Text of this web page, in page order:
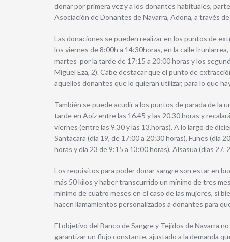
donar por primera vez y a los donantes habituales,
Asociación de Donantes de Navarra, Adona, a través
Las donaciones se pueden realizar en los puntos de
los viernes de 8:00h a 14:30horas, en la calle
martes por la tarde de 17:15 a 20:00 horas y los
Miguel Eza, 2). Cabe destacar que el punto de
aquellos donantes que lo quieran utilizar, para lo que
También se puede acudir a los puntos de parada de la
tarde en Aoiz entre las 16.45 y las 20.30 horas y
viernes (entre las 9.30 y las 13.horas). A lo largo de
Santacara (día 19, de 17:00 a 20:30 horas), Funes (día
horas y día 23 de 9:15 a 13:00 horas), Alsasua (días
Los requisitos para poder donar sangre son estar en
más 50 kilos y haber transcurrido un mínimo de tres
mínimo de cuatro meses en el caso de las mujeres, si
hacen llamamientos personalizados a donantes para
El objetivo del Banco de Sangre y Tejidos de Navarra
garantizar un flujo constante, ajustado a la demanda